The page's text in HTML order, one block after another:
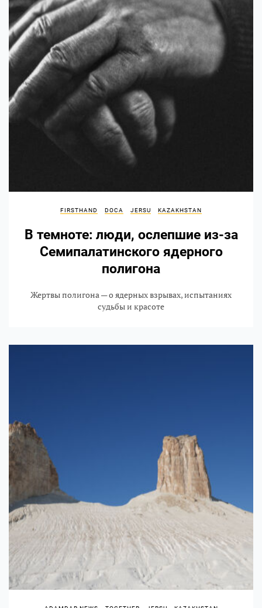
FIRSTHAND DOCA JERSU KAZAKHSTAN
В темноте: люди, ослепшие из-за
Семипалатинского ядерного
полигона
Жертвы полигона — о ядерных взрывах, испытаниях
судьбы и красоте